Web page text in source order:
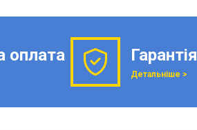
оплата Гарантія
Детальніше >